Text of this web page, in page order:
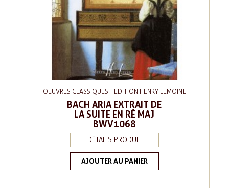
OEUVRES CLASSIQUES - EDITION HENRY LEMOINE
BACH ARIA EXTRAIT DE
LA SUITE EN RÉ MAJ
BWV1068
DÉTAILS PRODUIT
AJOUTER AU PANIER